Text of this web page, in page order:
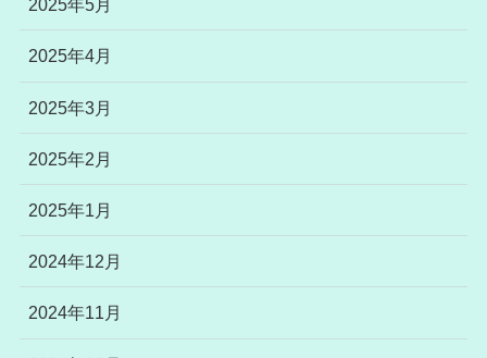
2025年5月
2025年4月
2025年3月
2025年2月
2025年1月
2024年12月
2024年11月